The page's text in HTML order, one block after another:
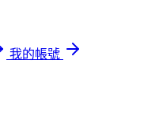
我的帳號